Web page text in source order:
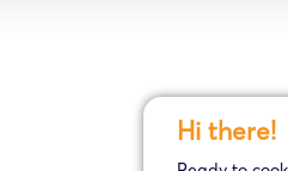
Hi there!